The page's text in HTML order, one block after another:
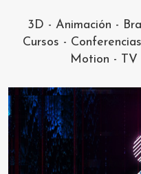
3D - Animación -
Cursos - Conferencias
Motion - TV